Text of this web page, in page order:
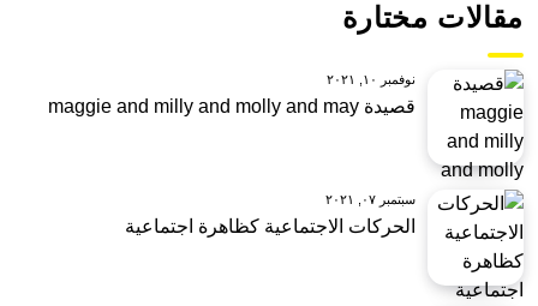
مقالات مختارة
نوفمبر ١٠, ٢٠٢١
قصيدة maggie and milly and molly and may
سبتمبر ٠٧, ٢٠٢١
الحركات الاجتماعية كظاهرة اجتماعية